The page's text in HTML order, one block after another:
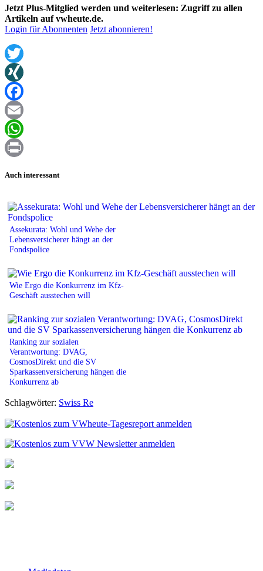
Jetzt Plus-Mitglied werden und weiterlesen: Zugriff zu allen
Artikeln auf vwheute.de.
Login für Abonnenten Jetzt abonnieren!
Twitter
XING
Facebook
Email
WhatsApp
Auch interessant
Assekurata: Wohl und Wehe der
Lebensversicherer hängt an der
Fondspolice
Wie Ergo die Konkurrenz im Kfz-
Geschäft ausstechen will
Ranking zur sozialen
Verantwortung: DVAG,
CosmosDirekt und die SV
Sparkassenversicherung hängen die
Konkurrenz ab
Schlagwörter: Swiss Re